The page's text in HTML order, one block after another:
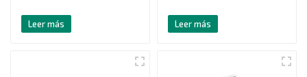
Leer más Leer más